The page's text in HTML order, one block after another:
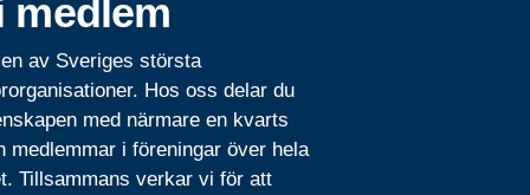
medlem
av Sveriges största
Hos oss delar du
med närmare en kvarts
medlemmar i föreningar över hela
Tillsammans verkar vi för att